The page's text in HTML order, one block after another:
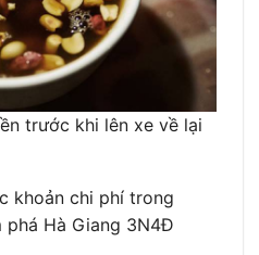
trước khi lên xe về lại
khoản chi phí trong
phá Hà Giang 3N4Đ